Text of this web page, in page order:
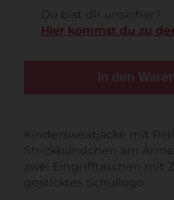
Du bist dir unsicher?
Hier kommst du zu
In den
Kindersweatjacke mit
Strickbündchen am
zwei Eingrifftaschen mit
gesticktes Schullogo